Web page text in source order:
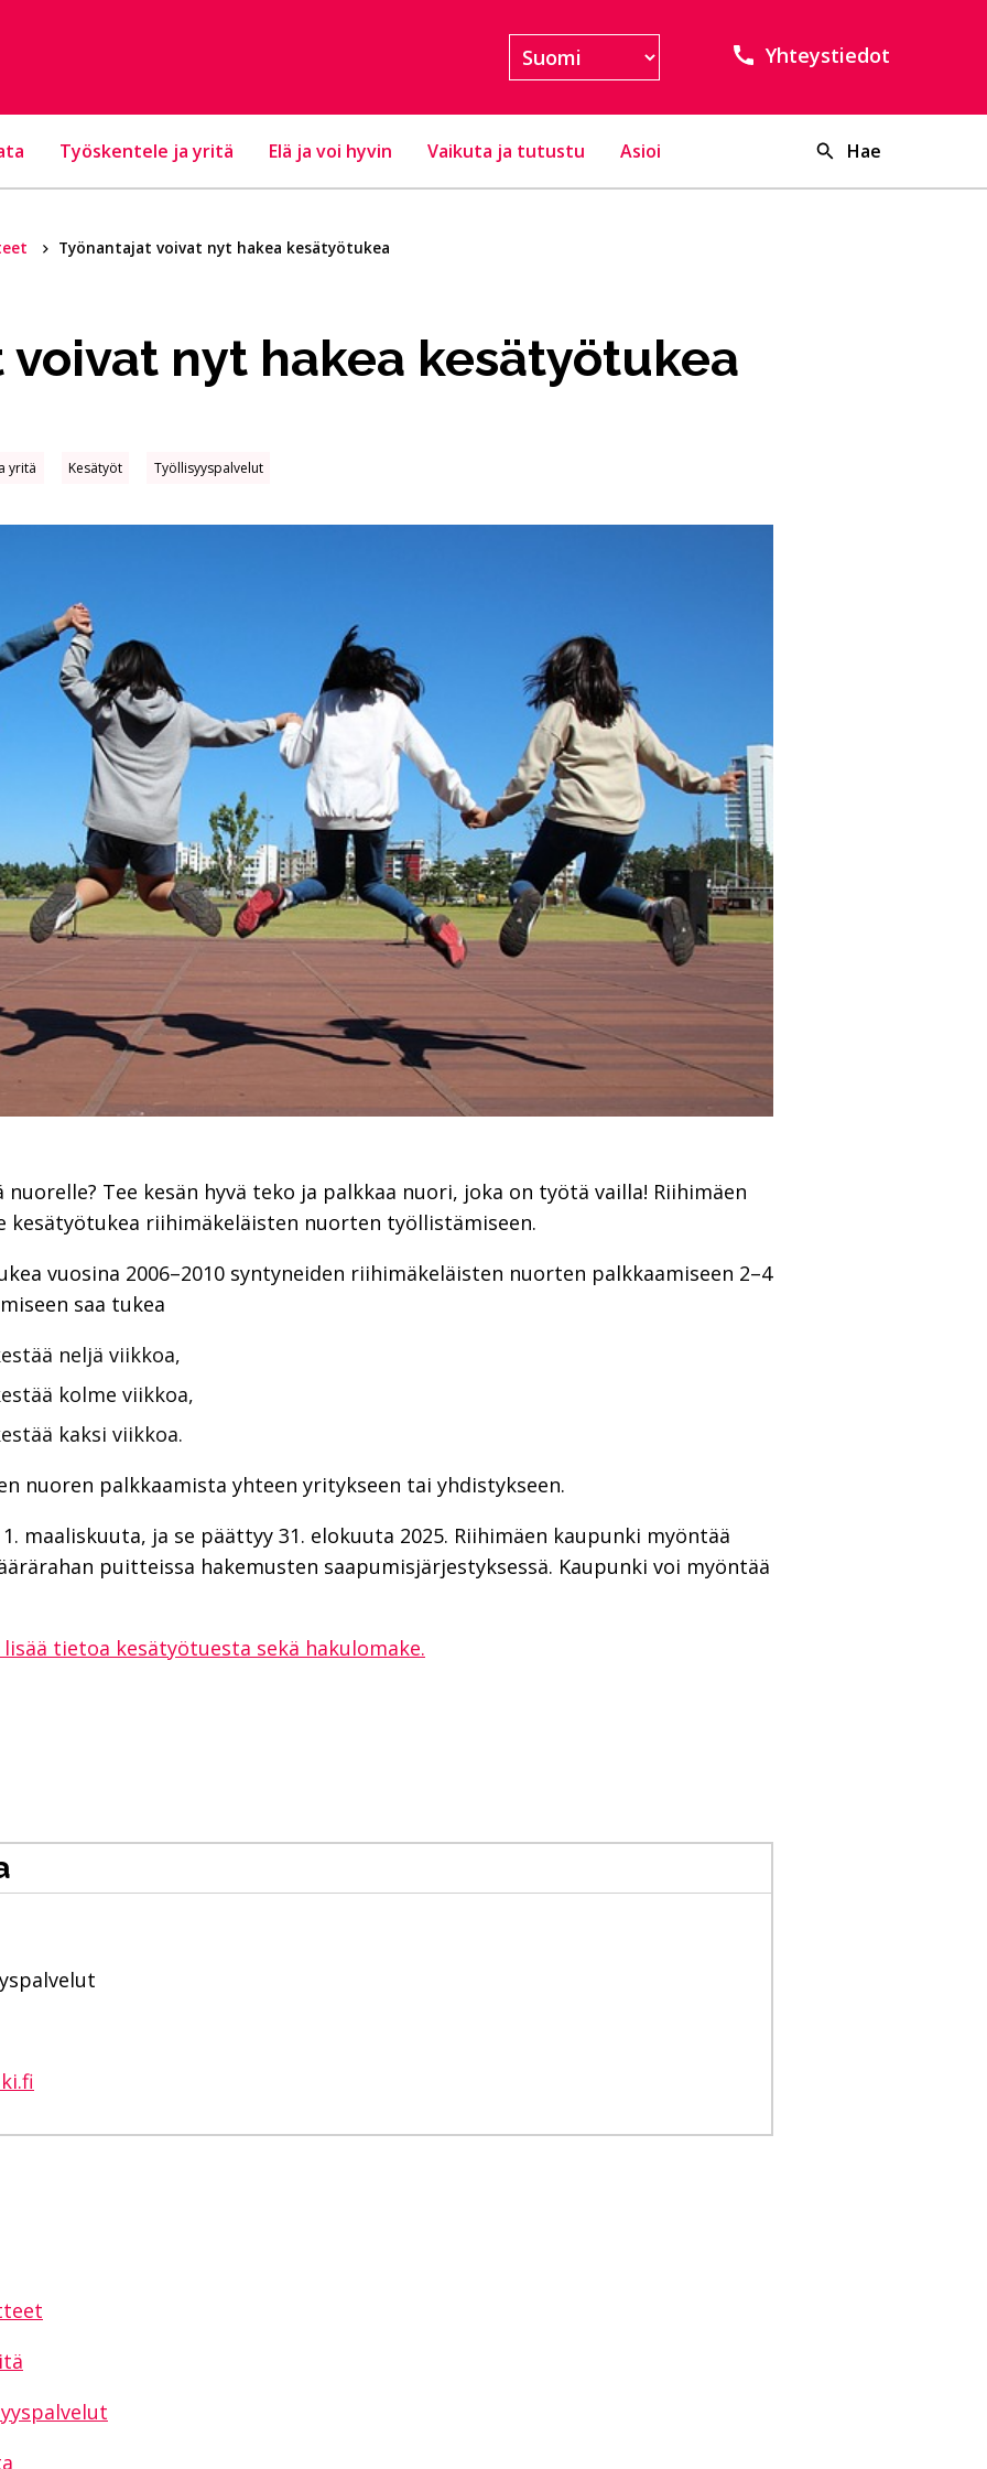
Yhteystiedot
Työskentele ja yritä Elä ja voi hyvin Vaikuta ja tutustu Asioi Hae
Työnantajat voivat nyt hakea kesätyötukea
nyt hakea kesätyötukea
yritä Kesätyöt Työllisyyspalvelut
Tee kesän hyvä teko ja palkkaa nuori, joka on työtä vailla! Riihimäen
riihimäkeläisten nuorten työllistämiseen.
vuosina 2006–2010 syntyneiden riihimäkeläisten nuorten palkkaamiseen 2–4
saa tukea
neljä viikkoa,
kolme viikkoa,
kaksi viikkoa.
nuoren palkkaamista yhteen yritykseen tai yhdistykseen.
maaliskuuta, ja se päättyy 31. elokuuta 2025. Riihimäen kaupunki myöntää
puitteissa hakemusten saapumisjärjestyksessä. Kaupunki voi myöntää
tietoa kesätyötuesta sekä hakulomake.